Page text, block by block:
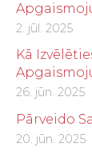
2. jūl. 2025
Kā
26. jūn. 2025
Pārveido
20. jūn. 2025